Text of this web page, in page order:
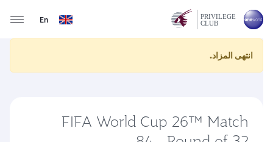
En
انتهى المزاد.
FIFA World Cup 26™ Match